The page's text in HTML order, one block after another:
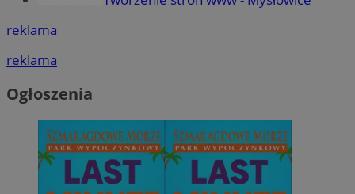
reklama
reklama
Ogłoszenia